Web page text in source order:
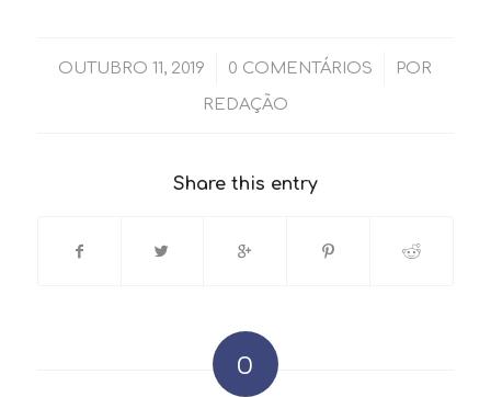
OUTUBRO 11, 2019
/ 0 COMENTÁRIOS
/ POR
REDAÇÃO
Share this entry
0